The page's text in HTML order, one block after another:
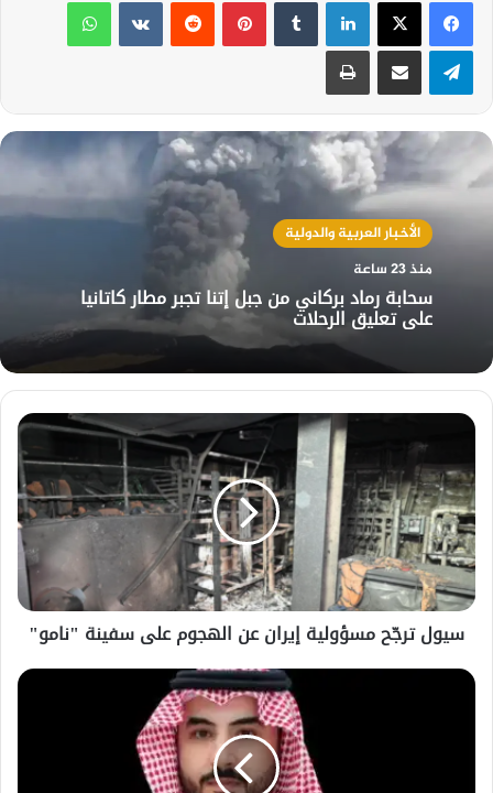
تيلقرام مشاركة عبر البريد طباعة
الأخبار العربية والدولية
منذ 23 ساعة
سحابة رماد بركاني من جبل إتنا تجبر مطار كاتانيا
على تعليق الرحلات
سيول
مسؤولية
إيران
عن
الهجوم
على
سفينة
"نامو"
سيول ترجّح مسؤولية إيران عن الهجوم على سفينة "نامو"
وزير